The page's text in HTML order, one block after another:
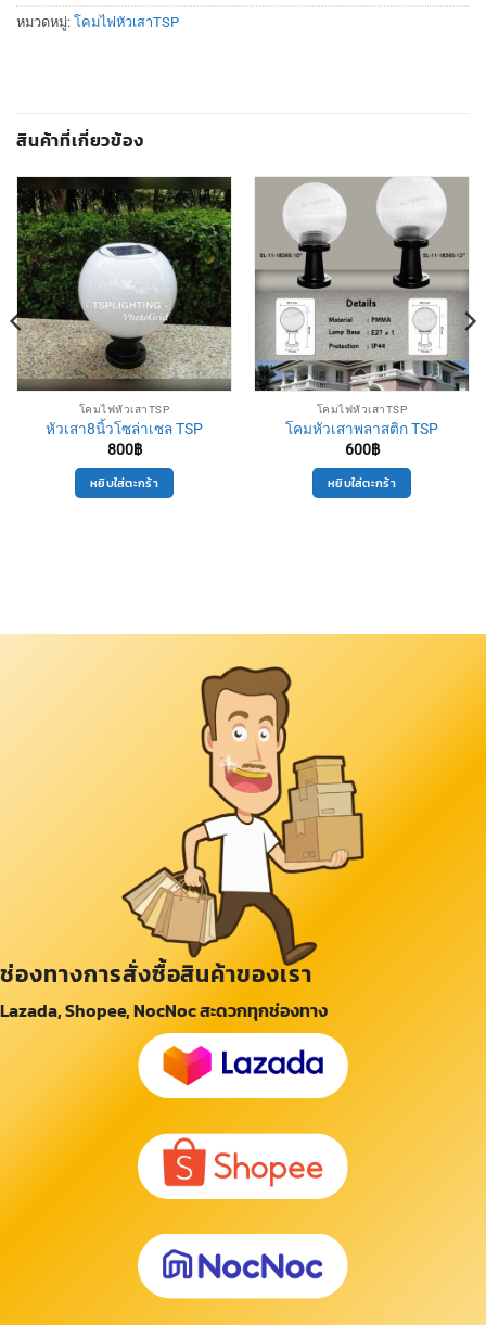
หมวดหมู่: โคมไฟหัวเสาTSP
สินค้าที่เกี่ยวข้อง
โคมไฟหัวเสาTSP
หัวเสา8นิ้วโซล่าเซล TSP
800฿
หยิบใส่ตะกร้า
โคมไฟหัวเสาTSP
โคมหัวเสาพลาสติก TSP
600฿
หยิบใส่ตะกร้า
ช่องทางการสั่งซื้อสินค้าของเรา
Lazada, Shopee, NocNoc สะดวกทุกช่องทาง